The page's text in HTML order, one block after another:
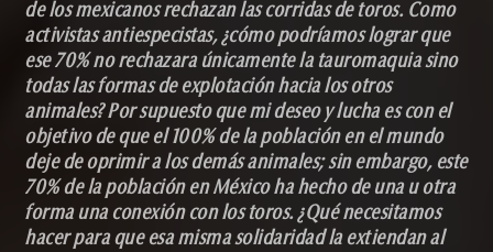
de los mexicanos rechazan las corridas de toros. Como
activistas antiespecistas, ¿cómo podríamos lograr que
ese 70% no rechazara únicamente la tauromaquia sino
todas las formas de explotación hacia los otros
animales? Por supuesto que mi deseo y lucha es con el
objetivo de que el 100% de la población en el mundo
deje de oprimir a los demás animales; sin embargo, este
70% de la población en México ha hecho de una u otra
forma una conexión con los toros. ¿Qué necesitamos
hacer para que esa misma solidaridad la extiendan al